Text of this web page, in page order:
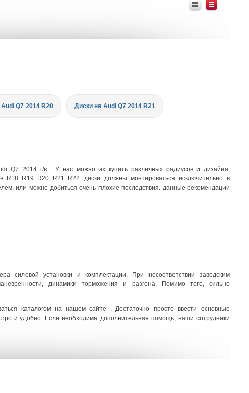
Q7 2014 R20 Диски на Audi Q7 2014 R21
Q7 2014 г/в . У нас можно их купить различных радиусов и дизайна,
R18 R19 R20 R21 R22. диски должны монтироваться исключительно в
или можно добиться очень плохие последствия. данные рекомендации
силовой установки и комплектации. При несоответствии заводским
динамики торможения и разгона. Помимо того, сильно
каталогом на нашем сайте . Достаточно просто ввести основные
и удобно. Если необходима дополнительная помощь, наши сотрудники